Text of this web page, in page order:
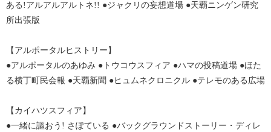
ある!アルアルアルトネ!! ●ジャクリの妄想道場 ●天覇ニンゲン研究
所出張版
【アルポータルヒストリー】
●アルポータルのあゆみ ●トウコウスフィア ●ハマの投稿道場 ●ほた
る横丁町民会報 ●天覇新聞 ●ヒュムネクロニクル ●テレモのある広場
【カイハツスフィア】
●一緒に謳おう! さぽている ●バックグラウンドストーリー・ディレ